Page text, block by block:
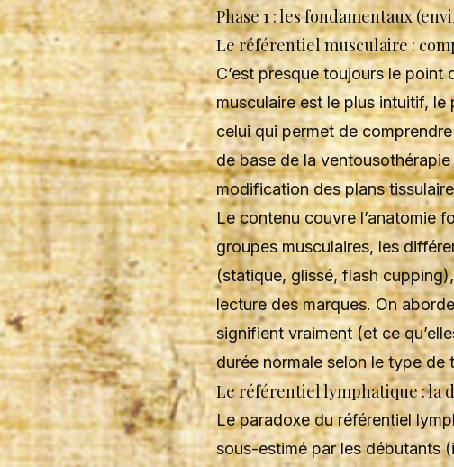
Phase 1 : les fondamentaux
Le référentiel musculaire :
C’est presque toujours le point
musculaire est le plus intuitif,
celui qui permet de
de base de la
modification des plans
Le contenu couvre l’anatomie
groupes musculaires, les
(statique, glissé, flash
lecture des marques. On
signifient vraiment (et ce
durée normale selon le type de
Le référentiel lymphatique : la
Le paradoxe du référentiel
sous-estimé par les débutants